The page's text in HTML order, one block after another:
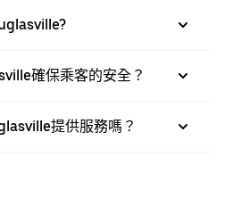
確保乘客的安全？
提供服務嗎？